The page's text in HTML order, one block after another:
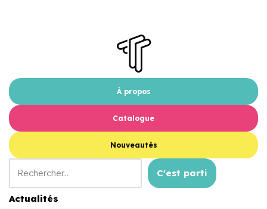
À propos
Catalogue
Nouveautés
C'est parti
Actualités